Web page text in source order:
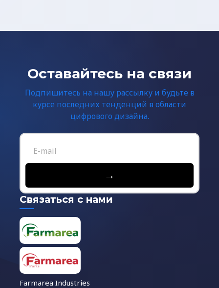
Оставайтесь на связи
Подпишитесь на нашу рассылку и будьте в
курсе последних тенденций в области
цифрового дизайна.
→
Связаться с нами
Farmarea Industries